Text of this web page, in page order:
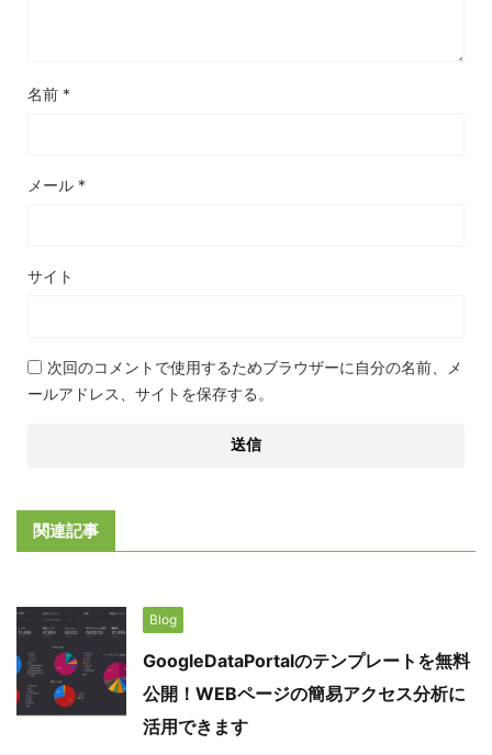
名前 *
メール *
サイト
次回のコメントで使用するためブラウザーに自分の名前、メ
ールアドレス、サイトを保存する。
関連記事
Blog
GoogleDataPortalのテンプレートを無料
公開！WEBページの簡易アクセス分析に
活用できます